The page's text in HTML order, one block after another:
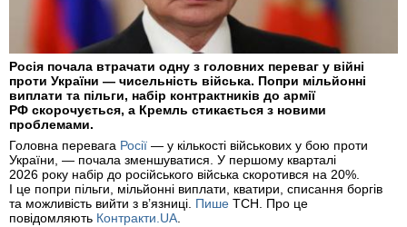
Росія почала втрачати одну з головних переваг у війні
проти України — чисельність війська. Попри мільйонні
виплати та пільги, набір контрактників до армії
РФ скорочується, а Кремль стикається з новими
проблемами.
Головна перевага Росії — у кількості військових у бою проти
України, — почала зменшуватися. У першому кварталі
2026 року набір до російського війська скоротився на 20%.
І це попри пільги, мільйонні виплати, кватири, списання боргів
та можливість вийти з в’язниці. Пише ТСН. Про це
повідомляють Контракти.UA.